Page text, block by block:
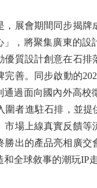
展會期間同步揭牌
」，將聚集廣東的設
優質設計創意在石排
完善。同步啟動的
過面向國內外高校
圍者進駐石排，並提
市場上線真實反饋等
勝出的產品亮相廣交
全球敘事的潮玩IP